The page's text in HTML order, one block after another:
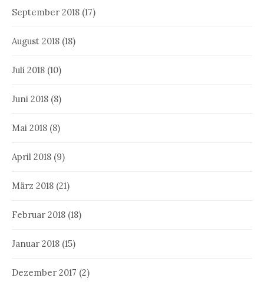
September 2018 (17)
August 2018 (18)
Juli 2018 (10)
Juni 2018 (8)
Mai 2018 (8)
April 2018 (9)
März 2018 (21)
Februar 2018 (18)
Januar 2018 (15)
Dezember 2017 (2)